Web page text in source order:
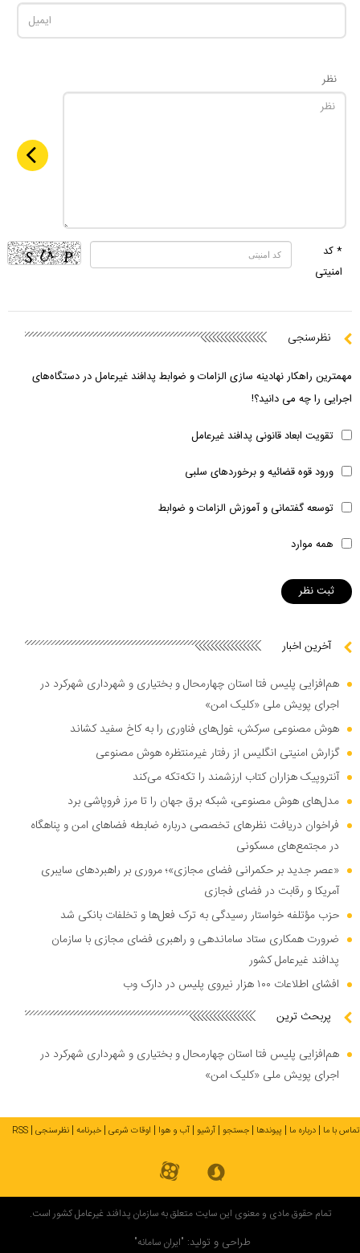
نظر
* کد
امنیتی
نظرسنجی
مهمترین راهکار نهادینه سازی الزامات و ضوابط پدافند غیرعامل در دستگاه‌های
اجرایی را چه می دانید؟!
تقویت ابعاد قانونی پدافند غیرعامل
ورود قوه قضائیه و برخوردهای سلبی
توسعه گفتمانی و آموزش الزامات و ضوابط
همه موارد
آخرین اخبار
هم‌افزایی پلیس فتا استان چهارمحال و بختیاری و شهرداری شهرکرد در
اجرای پویش ملی «کلیک امن»
هوش مصنوعی سرکش، غول‌های فناوری را به کاخ سفید کشاند
گزارش امنیتی انگلیس از رفتار غیرمنتظره هوش مصنوعی
آنتروپیک هزاران کتاب ارزشمند را تکه‌تکه می‌کند
مدل‌های هوش مصنوعی، شبکه برق جهان را تا مرز فروپاشی برد
فراخوان دریافت نظر‌های تخصصی درباره ضابطه فضا‌های امن و پناهگاه
در مجتمع‌های مسکونی
«عصر جدید بر حکمرانی فضای مجازی»؛ مروری بر راهبرد‌های سایبری
آمریکا و رقابت در فضای فجازی
حزب مؤتلفه خواستار رسیدگی به ترک فعل‌ها و تخلفات بانکی شد
ضرورت همکاری ستاد ساماندهی و راهبری فضای مجازی با سازمان
پدافند غیرعامل کشور
افشای اطلاعات ۱۰۰ هزار نیروی پلیس در دارک وب
پربحث ترین
هم‌افزایی پلیس فتا استان چهارمحال و بختیاری و شهرداری شهرکرد در
اجرای پویش ملی «کلیک امن»
تماس با ما درباره ما پیوندها جستجو آرشیو آب و هوا اوقات شرعی خبرنامه نظرسنجی RSS
تمام حقوق مادی و معنوی این سایت متعلق به سازمان پدافند غیرعامل کشور است.
طراحی و تولید: "ایران سامانه"